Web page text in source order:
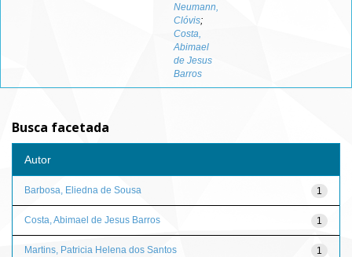
Neumann,
Clóvis;
Costa,
Abimael
de Jesus
Barros
Busca facetada
Autor
1
Barbosa, Eliedna de Sousa
1
Costa, Abimael de Jesus Barros
1
Martins, Patricia Helena dos Santos